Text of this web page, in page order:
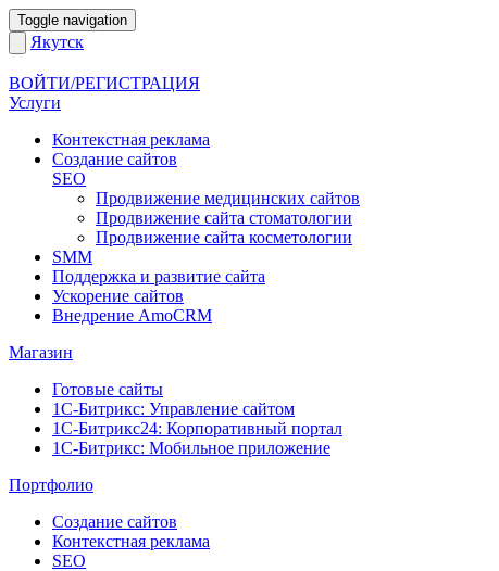
Toggle navigation
Якутск
ВОЙТИ/РЕГИСТРАЦИЯ
Услуги
Контекстная реклама
Создание сайтов
SEO
Продвижение медицинских сайтов
Продвижение сайта стоматологии
Продвижение сайта косметологии
SMM
Поддержка и развитие сайта
Ускорение сайтов
Внедрение AmoCRM
Магазин
Готовые сайты
1С-Битрикс: Управление сайтом
1С-Битрикс24: Корпоративный портал
1С-Битрикс: Мобильное приложение
Портфолио
Создание сайтов
Контекстная реклама
SEO